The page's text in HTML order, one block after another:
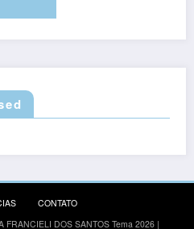
CONTATO
FRANCIELI DOS SANTOS Tema 2026 |